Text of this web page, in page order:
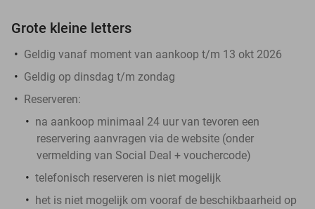
Grote kleine letters
Geldig vanaf moment van aankoop t/m 13 okt 2026
Geldig op dinsdag t/m zondag
Reserveren:
na aankoop minimaal 24 uur van tevoren een
reservering aanvragen via de website (onder
vermelding van Social Deal + vouchercode)
telefonisch reserveren is niet mogelijk
het is niet mogelijk om vooraf de beschikbaarheid op